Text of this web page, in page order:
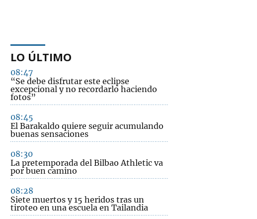
LO ÚLTIMO
08:47
“Se debe disfrutar este eclipse
excepcional y no recordarlo haciendo
fotos”
08:45
El Barakaldo quiere seguir acumulando
buenas sensaciones
08:30
La pretemporada del Bilbao Athletic va
por buen camino
08:28
Siete muertos y 15 heridos tras un
tiroteo en una escuela en Tailandia